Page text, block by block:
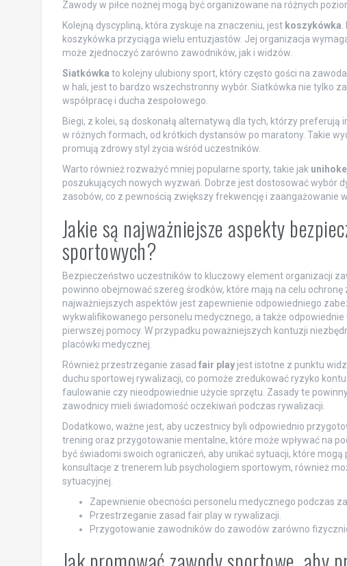
Zawody w piłce nożnej mogą być organizowane na różnych
Kolejną dyscypliną, która zyskuje na znaczeniu, jest koszykówka.
koszykówka przyciąga wielu entuzjastów. Jej organizacja
może zjednoczyć zarówno zawodników, jak i widzów.
Siatkówka to kolejny ulubiony sport, który często gości na
w hali, jest to bardzo wszechstronny wybór. Siatkówka nie tylko
współpracę i ducha zespołowego.
Biegi, z kolei, są doskonałą alternatywą dla tych, którzy
w różnych formach, od krótkich dystansów po maratony. Takie
promują zdrowy styl życia wśród uczestników.
Warto również rozważyć mniej popularne sporty, takie jak
poszukujących nowych wyzwań. Dobrze jest dostosować wybór
zasobów, co z pewnością zwiększy frekwencję i zaangażowanie
Jakie są najważniejsze aspekty
sportowych?
Bezpieczeństwo uczestników to kluczowy element organizacji
powinno obejmować szereg środków, które mają na celu
najważniejszych aspektów jest zapewnienie odpowiedniego
wykwalifikowanego personelu medycznego, a także
pierwszej pomocy. W przypadku poważniejszych kontuzji
placówki medycznej.
Również przestrzeganie zasad fair playjest istotne z punktu
duchu sportowej rywalizacji, co pomoże zredukować ryzyko
faulowanie czy nieodpowiednie użycie sprzętu. Zasady te
zawodnicy mieli świadomość oczekiwań podczas rywalizacji.
Dodatkowo, ważne jest, aby uczestnicy byli odpowiednio
trening oraz przygotowanie mentalne, które może wpływać na
być świadomi swoich ograniczeń, aby unikać sytuacji, które
konsultacje z trenerem lub psychologiem sportowym, również
sytuacyjnej.
Zapewnienie obecności personelu medycznego podczas
Przestrzeganie zasad fair play w rywalizacji.
Przygotowanie zawodników do zawodów zarówno